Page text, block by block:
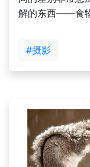
解的东西——食物
#摄影